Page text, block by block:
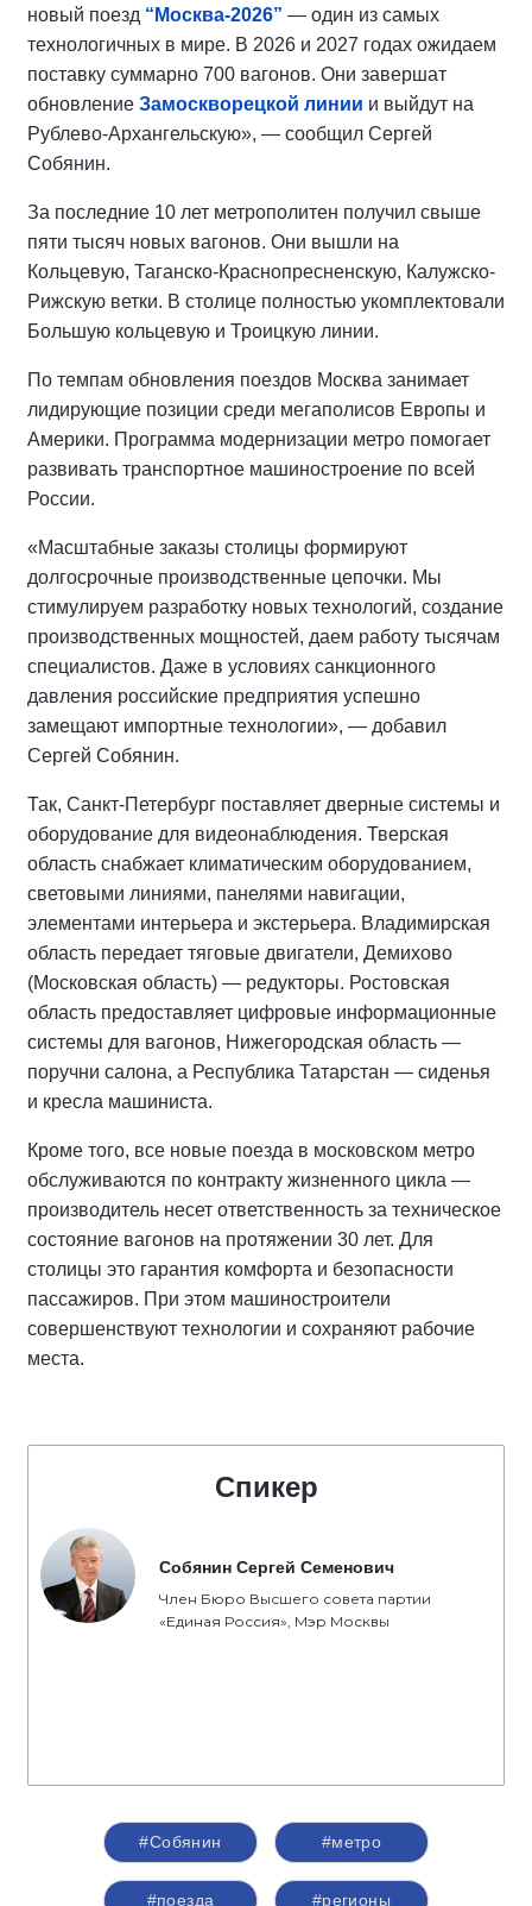
новый поезд “Москва-2026” — один из самых
технологичных в мире. В 2026 и 2027 годах ожидаем
поставку суммарно 700 вагонов. Они завершат
обновление Замоскворецкой линии и выйдут на
Рублево-Архангельскую», — сообщил Сергей
Собянин.
За последние 10 лет метрополитен получил свыше
пяти тысяч новых вагонов. Они вышли на
Кольцевую, Таганско-Краснопресненскую, Калужско-
Рижскую ветки. В столице полностью укомплектовали
Большую кольцевую и Троицкую линии.
По темпам обновления поездов Москва занимает
лидирующие позиции среди мегаполисов Европы и
Америки. Программа модернизации метро помогает
развивать транспортное машиностроение по всей
России.
«Масштабные заказы столицы формируют
долгосрочные производственные цепочки. Мы
стимулируем разработку новых технологий, создание
производственных мощностей, даем работу тысячам
специалистов. Даже в условиях санкционного
давления российские предприятия успешно
замещают импортные технологии», — добавил
Сергей Собянин.
Так, Санкт-Петербург поставляет дверные системы и
оборудование для видеонаблюдения. Тверская
область снабжает климатическим оборудованием,
световыми линиями, панелями навигации,
элементами интерьера и экстерьера. Владимирская
область передает тяговые двигатели, Демихово
(Московская область) — редукторы. Ростовская
область предоставляет цифровые информационные
системы для вагонов, Нижегородская область —
поручни салона, а Республика Татарстан — сиденья
и кресла машиниста.
Кроме того, все новые поезда в московском метро
обслуживаются по контракту жизненного цикла —
производитель несет ответственность за техническое
состояние вагонов на протяжении 30 лет. Для
столицы это гарантия комфорта и безопасности
пассажиров. При этом машиностроители
совершенствуют технологии и сохраняют рабочие
места.
Спикер
Собянин Сергей Семенович
Член Бюро Высшего совета партии
«Единая Россия», Мэр Москвы
#Собянин #метро
#поезда #регионы